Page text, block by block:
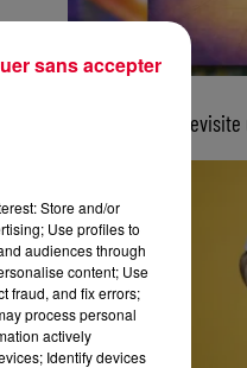
Bon Entendeur
Store and/or
Use profiles to
audiences through
content; Use
fraud, and fix errors;
process personal
actively
Identify devices
sans accepter